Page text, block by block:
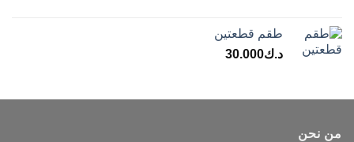
طقم قطعتين
د.ك30.000
من نحن